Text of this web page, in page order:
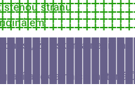
stranu
že tiskárna nepříjme
a reklamních materiálů